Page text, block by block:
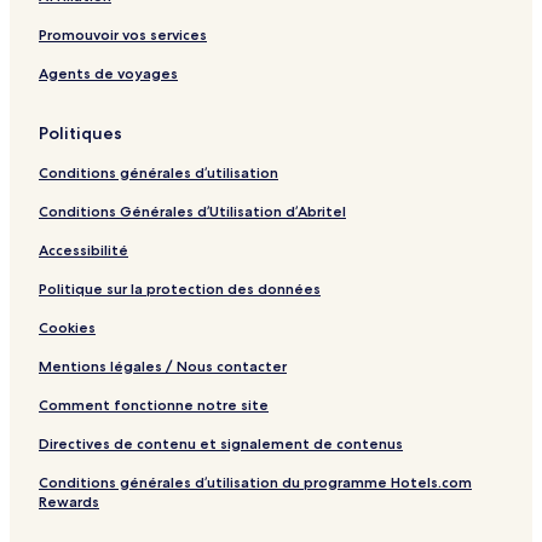
Promouvoir vos services
Agents de voyages
Politiques
Conditions générales d’utilisation
Conditions Générales d’Utilisation d’Abritel
Accessibilité
Politique sur la protection des données
Cookies
Mentions légales / Nous contacter
Comment fonctionne notre site
Directives de contenu et signalement de contenus
Conditions générales d’utilisation du programme Hotels.com
Rewards